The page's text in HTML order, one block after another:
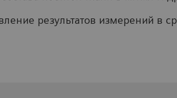
результатов измерений в